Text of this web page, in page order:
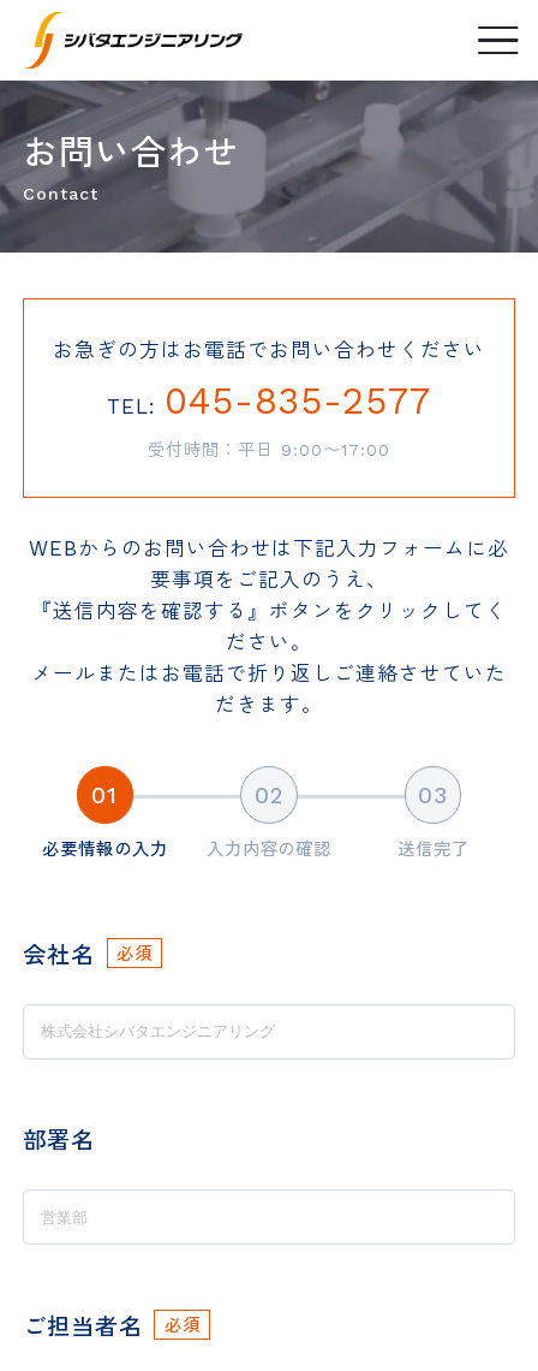
お問い合わせ
Contact
必要情報の入力 入力内容の確認 送信完了
お急ぎの方はお電話でお問い合わせください
TEL: 045-835-2577
受付時間：平日 9:00〜17:00
WEBからのお問い合わせは下記入力フォームに必
要事項をご記入のうえ、
『送信内容を確認する』ボタンをクリックしてく
ださい。
メールまたはお電話で折り返しご連絡させていた
だきます。
会社名 必須
部署名
ご担当者名 必須